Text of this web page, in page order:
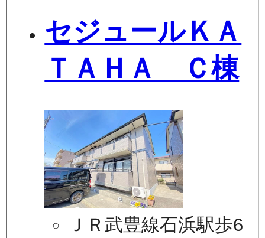
セジュールＫＡ
ＴＡＨＡ Ｃ棟
ＪＲ武豊線石浜駅歩6